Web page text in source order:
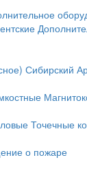
Сибирский
Точечные
о пожаре